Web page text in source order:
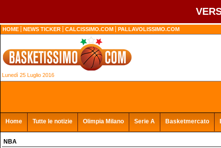
HOME NEWS TICKER CALCISSIMO.COM PALLAVOLISSIMO.COM
Lunedì 25 Luglio 2016
Home Tutte le notizie Olimpia Milano Serie A Basketmercato
NBA